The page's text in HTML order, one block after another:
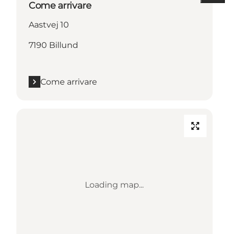
Come arrivare
Aastvej 10
7190 Billund
Come arrivare
Loading map...